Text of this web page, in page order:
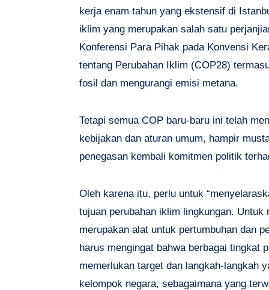
kerja enam tahun yang ekstensif di
iklim yang merupakan salah satu
Konferensi Para Pihak pada Konvensi
tentang Perubahan Iklim (COP28)
fosil dan mengurangi emisi metana.
Tetapi semua COP baru-baru ini telah
kebijakan dan aturan umum, hampir
penegasan kembali komitmen politik
Oleh karena itu, perlu untuk
tujuan perubahan iklim lingkungan.
merupakan alat untuk pertumbuhan dan
harus mengingat bahwa berbagai tingkat
memerlukan target dan langkah-langkah
kelompok negara, sebagaimana yang